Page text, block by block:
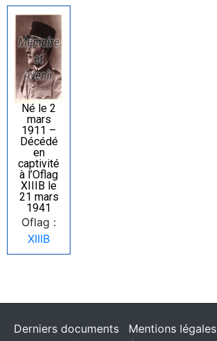
Né le 2
mars
1911 –
Décédé
en
captivité
à l’Oflag
XIIIB le
21 mars
1941
Oflag :
XIIIB
Derniers documents
Mentions légales